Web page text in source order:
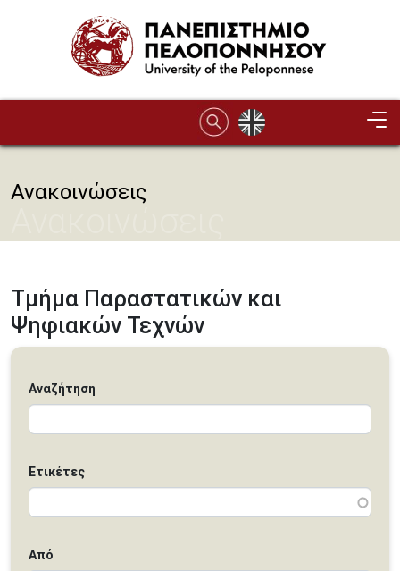
Ανακοινώσεις
Τμήμα Παραστατικών και
Ψηφιακών Τεχνών
Αναζήτηση
Ετικέτες
Από